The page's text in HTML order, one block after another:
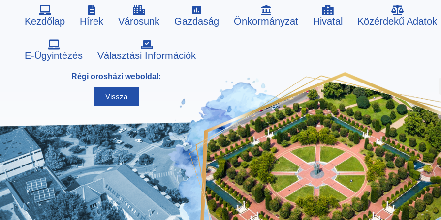
Kezdőlap Hírek Városunk Gazdaság Önkormányzat Hivatal Közérdekű Adatok
E-Ügyintézés Választási Információk
Régi orosházi weboldal:
Vissza